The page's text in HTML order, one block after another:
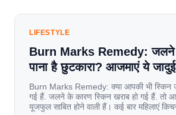
LIFESTYLE
Burn Marks Remedy: जलने
पाना है छुटकारा? आजमाएं ये
Burn Marks Remedy: क्या आपकी भी स्किन
गई हैं. जलने के कारण स्किन खराब हो गई हैं. तो
यूजफुल साबित होने वाली हैं। कई बार महिलाएं